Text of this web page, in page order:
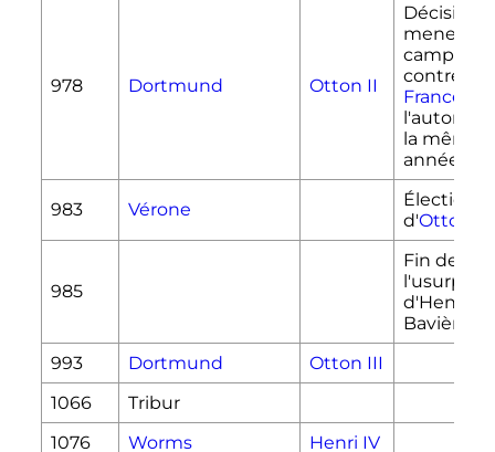
978 Dortmund Otton II
mener
contre la
France
la même
année
983 Vérone
Élection
d'Otton III
985
Fin de
d'Henri II
Bavière
993
Dortmund
Otton III
1066
Tribur
1076
Worms Henri IV